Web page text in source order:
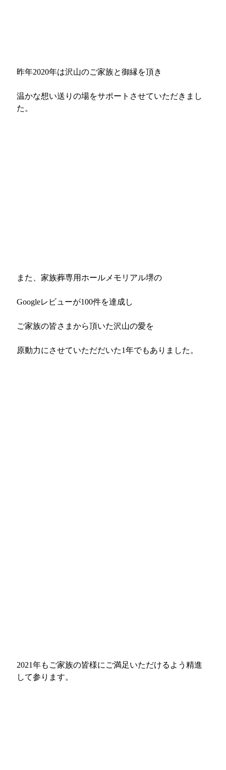
昨年2020年は沢山のご家族と御縁を頂き
温かな想い送りの場をサポートさせていただきまし
た。
また、家族葬専用ホールメモリアル堺の
Googleレビューが100件を達成し
ご家族の皆さまから頂いた沢山の愛を
原動力にさせていただだいた1年でもありました。
2021年もご家族の皆様にご満足いただけるよう精進
して参ります。